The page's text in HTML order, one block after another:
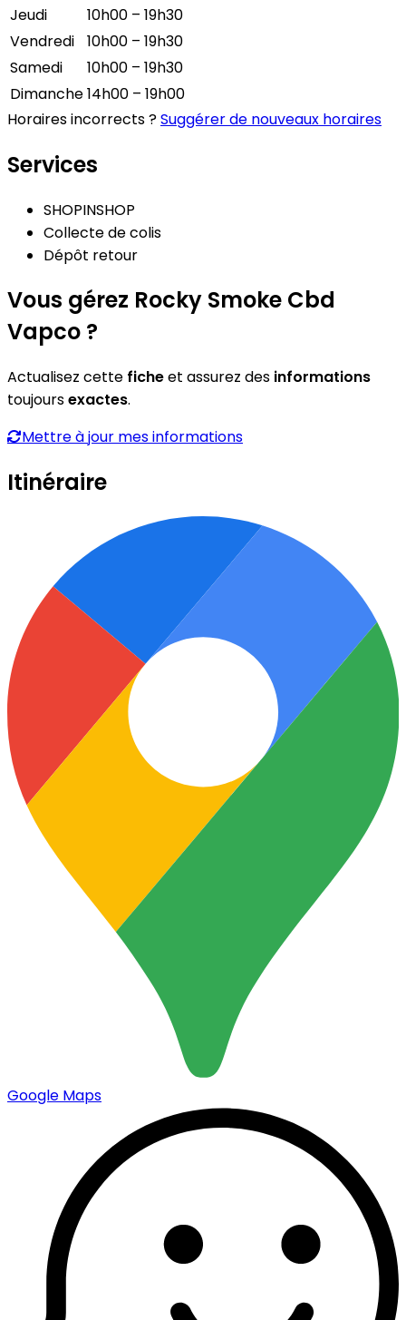
Jeudi
10h00 – 19h30
Vendredi
10h00 – 19h30
Samedi
10h00 – 19h30
Dimanche14h00 – 19h00
Horaires incorrects ?Suggérer de nouveaux horaires
Services
SHOPINSHOP
Collecte de colis
Dépôt retour
Vous gérez Rocky Smoke Cbd
Vapco ?
Actualisez cette ficheet assurez des informations
toujoursexactes.
Mettre à jour mes informations
Itinéraire
Google Maps